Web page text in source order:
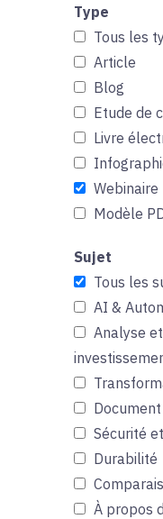
Type
Tous les
Article
Blog
Etude de
Livre
Webinaire
Modèle
Sujet
Tous les
AI &
Sécurité
Durabilité
À propos